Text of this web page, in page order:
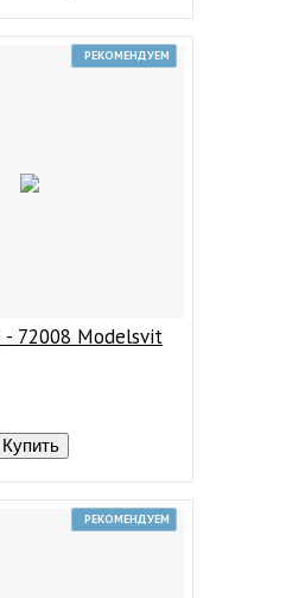
- 72008 Modelsvit
Купить
РЕКОМЕНДУЕМ
РЕКОМЕНДУЕМ